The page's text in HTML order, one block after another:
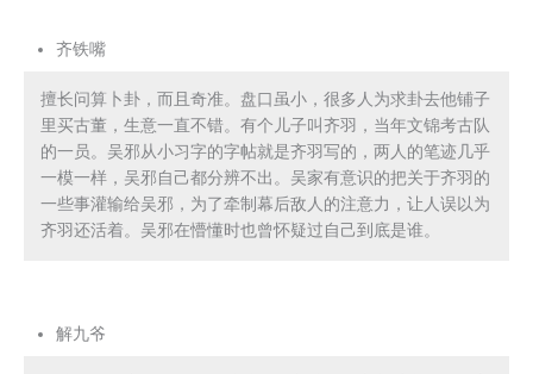
齐铁嘴
擅长问算卜卦，而且奇准。盘口虽小，很多人为求卦去他铺子
里买古董，生意一直不错。有个儿子叫齐羽，当年文锦考古队
的一员。吴邪从小习字的字帖就是齐羽写的，两人的笔迹几乎
一模一样，吴邪自己都分辨不出。吴家有意识的把关于齐羽的
一些事灌输给吴邪，为了牵制幕后敌人的注意力，让人误以为
齐羽还活着。吴邪在懵懂时也曾怀疑过自己到底是谁。
解九爷